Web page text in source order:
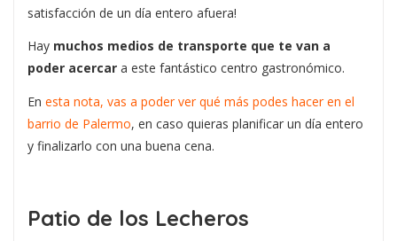
satisfacción de un día entero afuera!
Hay muchos medios de transporte que te van a
poder acercar a este fantástico centro gastronómico.
En esta nota, vas a poder ver qué más podes hacer en el
barrio de Palermo, en caso quieras planificar un día entero
y finalizarlo con una buena cena.
Patio de los Lecheros